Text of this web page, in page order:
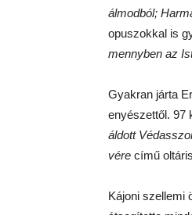
álmodból;
opuszokkal is
mennyben az
Gyakran járta
enyészettől. 97
áldott
vére című
Kájoni szellemi